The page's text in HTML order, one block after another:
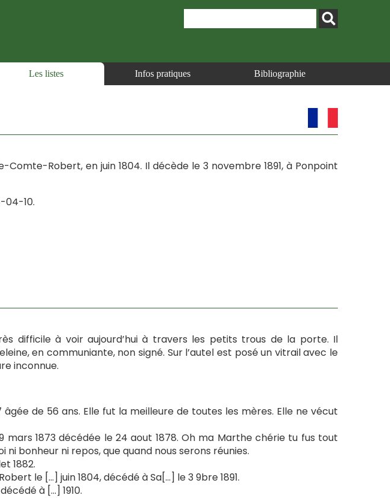
Les listes Infos pratiques Bibliographie
Comte-Robert, en juin 1804. Il décède le 3 novembre 1891, à Ponpoint
04-10.
difficile à voir aujourd’hui à travers les petits trous de la porte. Il
en communiante, non signé. Sur l’autel est posé un vitrail avec le
inconnue.
âgée de 56 ans. Elle fut la meilleure de toutes les mères. Elle ne vécut
mars 1873 décédée le 24 aout 1878. Oh ma Marthe chérie tu fus tout
ni bonheur ni repos, que quand nous serons réunies.
1882.
le […] juin 1804, décédé à Sa[…] le 3 9bre 1891.
à […] 1910.